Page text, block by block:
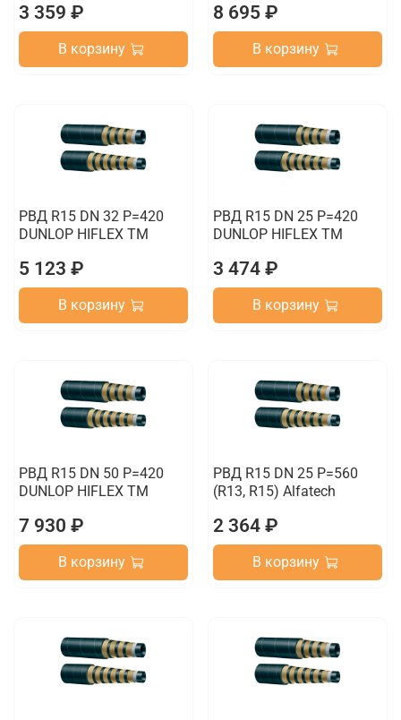
3 359 ₽
В корзину
8 695 ₽
В корзину
РВД R15 DN 32 P=420
DUNLOP HIFLEX TM
5 123 ₽
В корзину
РВД R15 DN 25 P=420
DUNLOP HIFLEX TM
3 474 ₽
В корзину
РВД R15 DN 50 P=420
DUNLOP HIFLEX TM
7 930 ₽
В корзину
РВД R15 DN 25 P=560
(R13, R15) Alfatech
2 364 ₽
В корзину